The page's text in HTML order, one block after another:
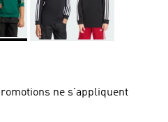
ne s'appliquent